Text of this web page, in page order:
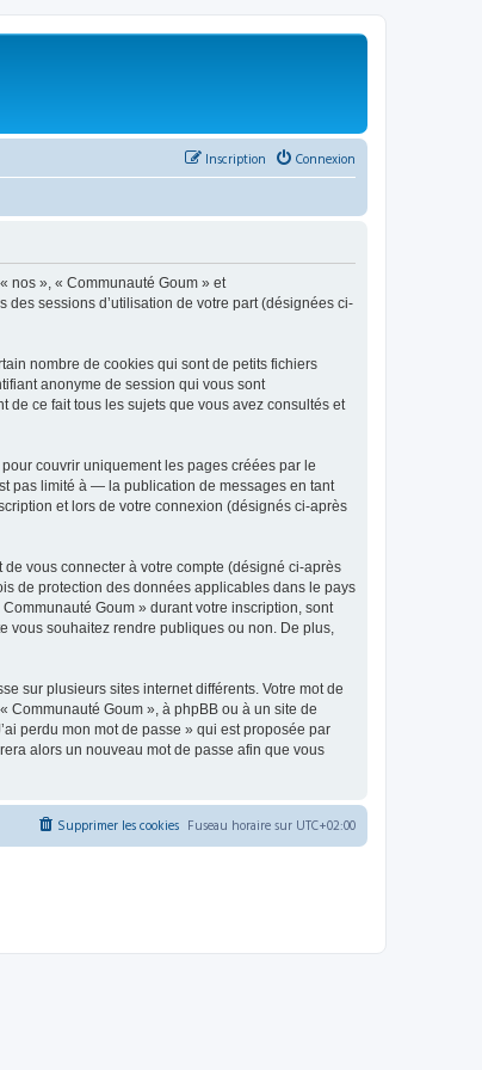
Connexion
Inscription
nos », « Communauté Goum » et
sessions d’utilisation de votre part (désignées ci-
nombre de cookies qui sont de petits fichiers
anonyme de session qui vous sont
ce fait tous les sujets que vous avez consultés et
couvrir uniquement les pages créées par le
pas limité à — la publication de messages en tant
et lors de votre connexion (désignés ci-après
vous connecter à votre compte (désigné ci-après
de protection des données applicables dans le pays
Goum » durant votre inscription, sont
vous souhaitez rendre publiques ou non. De plus,
sur plusieurs sites internet différents. Votre mot de
Communauté Goum », à phpBB ou à un site de
perdu mon mot de passe » qui est proposée par
alors un nouveau mot de passe afin que vous
Fuseau horaire sur UTC+02:00
Supprimer les cookies